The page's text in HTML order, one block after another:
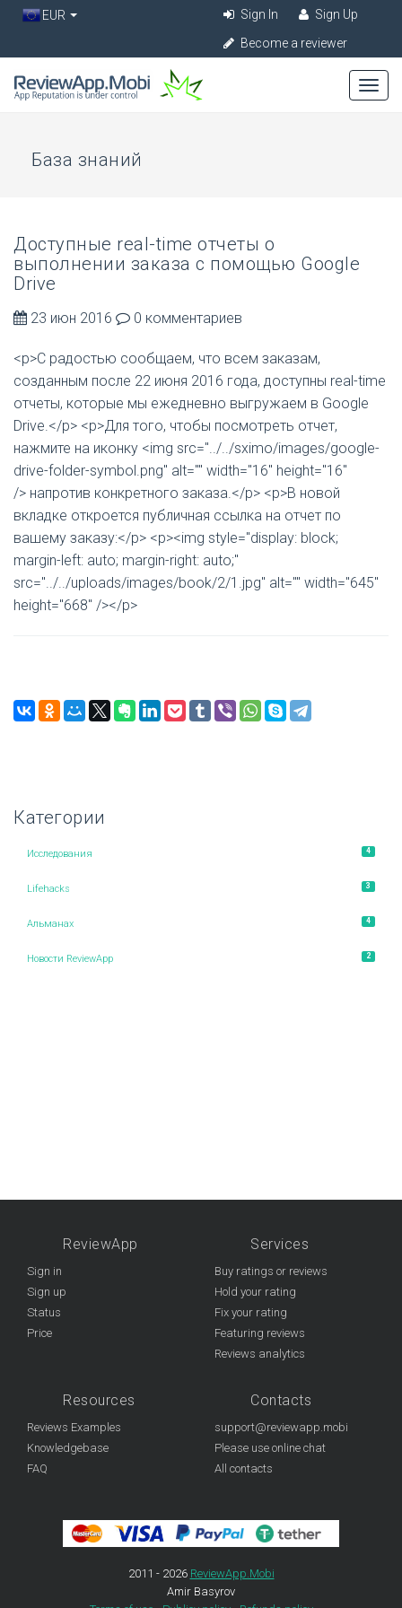
EUR Sign In
Sign Up
Become a reviewer
База знаний
Доступные real-time отчеты о
выполнении заказа с помощью Google
Drive
23 июн 2016 0 комментариев
<p>С радостью сообщаем, что всем заказам,
созданным после 22 июня 2016 года, доступны real-time
отчеты, которые мы ежедневно выгружаем в Google
Drive.</p> <p>Для того, чтобы посмотреть отчет,
нажмите на иконку <img src="../../sximo/images/google-
drive-folder-symbol.png" alt="" width="16" height="16"
/> напротив конкретного заказа.</p> <p>В новой
вкладке откроется публичная ссылка на отчет по
вашему заказу:</p> <p><img style="display: block;
margin-left: auto; margin-right: auto;"
src="../../uploads/images/book/2/1.jpg" alt="" width="645"
height="668" /></p>
Категории
Исследования 4
Lifehacks 3
Альманах 4
Новости ReviewApp 2
ReviewApp
Sign in
Sign up
Status
Price
Services
Buy ratings or reviews
Hold your rating
Fix your rating
Featuring reviews
Reviews analytics
Resources
Reviews Examples
Knowledgebase
FAQ
Contacts
support@reviewapp.mobi
Please use online chat
All contacts
2011 - 2026 ReviewApp.Mobi
Amir Basyrov